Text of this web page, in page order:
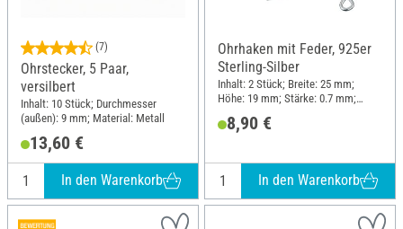
(7)
Ohrstecker, 5 Paar,
versilbert
Inhalt: 10 Stück; Durchmesser
(außen): 9 mm; Material: Metall
13,60 €
In den Warenkorb
Ohrhaken mit Feder, 925er
Sterling-Silber
Inhalt: 2 Stück; Breite: 25 mm;
Höhe: 19 mm; Stärke: 0.7 mm;
8,90 €
In den Warenkorb